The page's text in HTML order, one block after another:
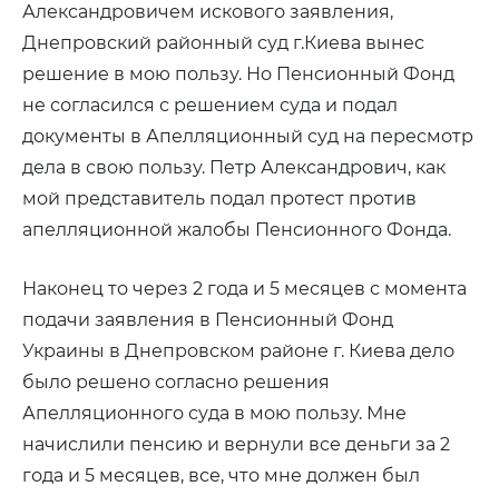
Александровичем искового заявления,
Днепровский районный суд г.Киева вынес
решение в мою пользу. Но Пенсионный Фонд
не согласился с решением суда и подал
документы в Апелляционный суд на пересмотр
дела в свою пользу. Петр Александрович, как
мой представитель подал протест против
апелляционной жалобы Пенсионного Фонда.
Наконец то через 2 года и 5 месяцев с момента
подачи заявления в Пенсионный Фонд
Украины в Днепровском районе г. Киева дело
было решено согласно решения
Апелляционного суда в мою пользу. Мне
начислили пенсию и вернули все деньги за 2
года и 5 месяцев, все, что мне должен был